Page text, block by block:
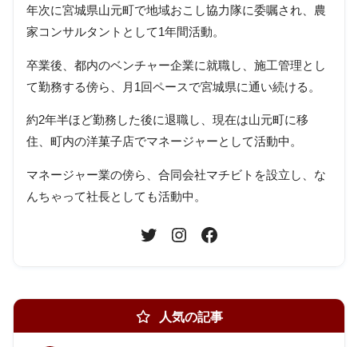
年次に宮城県山元町で地域おこし協力隊に委嘱され、農
家コンサルタントとして1年間活動。
卒業後、都内のベンチャー企業に就職し、施工管理とし
て勤務する傍ら、月1回ペースで宮城県に通い続ける。
約2年半ほど勤務した後に退職し、現在は山元町に移
住、町内の洋菓子店でマネージャーとして活動中。
マネージャー業の傍ら、合同会社マチビトを設立し、な
んちゃって社長としても活動中。
人気の記事